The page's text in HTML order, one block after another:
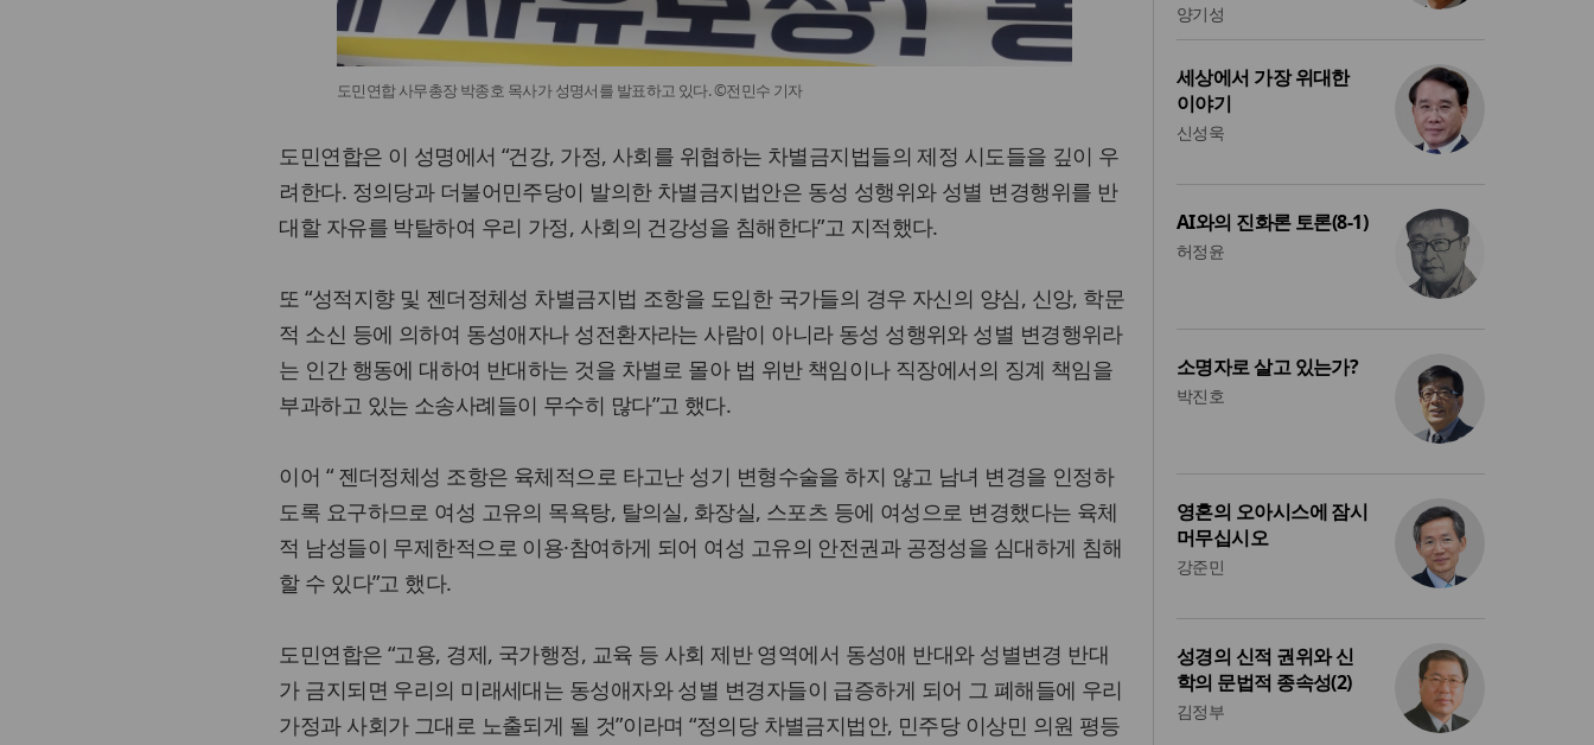
도민연합 사무총장 박종호 목사가 성명서를 발표하고 있다. ©전민수 기자
도민연합은 이 성명에서 “건강, 가정, 사회를 위협하는 차별금지법들의 제정 시도들을 깊이 우
려한다. 정의당과 더불어민주당이 발의한 차별금지법안은 동성 성행위와 성별 변경행위를 반
대할 자유를 박탈하여 우리 가정, 사회의 건강성을 침해한다”고 지적했다.
또 “성적지향 및 젠더정체성 차별금지법 조항을 도입한 국가들의 경우 자신의 양심, 신앙, 학문
적 소신 등에 의하여 동성애자나 성전환자라는 사람이 아니라 동성 성행위와 성별 변경행위라
는 인간 행동에 대하여 반대하는 것을 차별로 몰아 법 위반 책임이나 직장에서의 징계 책임을
부과하고 있는 소송사례들이 무수히 많다”고 했다.
이어 “ 젠더정체성 조항은 육체적으로 타고난 성기 변형수술을 하지 않고 남녀 변경을 인정하
도록 요구하므로 여성 고유의 목욕탕, 탈의실, 화장실, 스포츠 등에 여성으로 변경했다는 육체
적 남성들이 무제한적으로 이용·참여하게 되어 여성 고유의 안전권과 공정성을 심대하게 침해
할 수 있다”고 했다.
도민연합은 “고용, 경제, 국가행정, 교육 등 사회 제반 영역에서 동성애 반대와 성별변경 반대
가 금지되면 우리의 미래세대는 동성애자와 성별 변경자들이 급증하게 되어 그 폐해들에 우리
가정과 사회가 그대로 노출되게 될 것”이라며 “정의당 차별금지법안, 민주당 이상민 의원 평등
양기성
세상에서 가장 위대한
이야기
신성욱
AI와의 진화론 토론(8-1)
허정윤
소명자로 살고 있는가?
박진호
영혼의 오아시스에 잠시
머무십시오
강준민
성경의 신적 권위와 신
학의 문법적 종속성(2)
김정부